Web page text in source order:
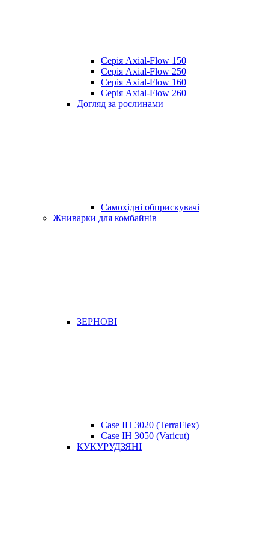
Серія Axial-Flow 150
Серія Axial-Flow 250
Серія Axial-Flow 160
Серія Axial-Flow 260
Догляд за рослинами
Самохідні обприскувачі
Жниварки для комбайнів
ЗЕРНОВІ
Case IH 3020 (TerraFlex)
Case IH 3050 (Varicut)
КУКУРУДЗЯНІ